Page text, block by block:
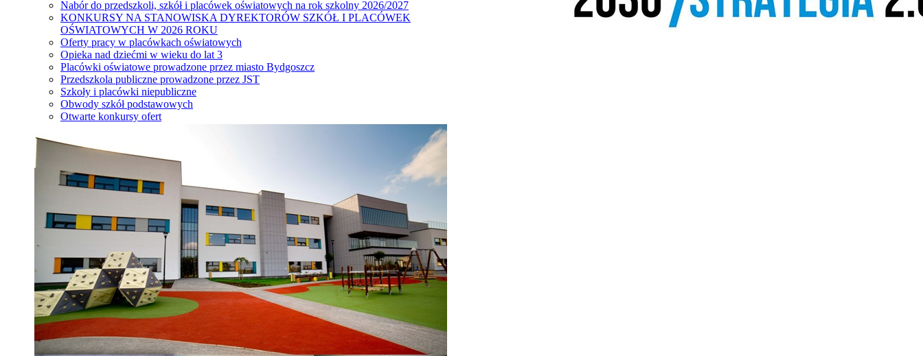
Nabór do przedszkoli, szkół i placówek oświatowych na rok szkolny 2026/2027
KONKURSY NA STANOWISKA DYREKTORÓW SZKÓŁ I PLACÓWEK
OŚWIATOWYCH W 2026 ROKU
Oferty pracy w placówkach oświatowych
Opieka nad dziećmi w wieku do lat 3
Placówki oświatowe prowadzone przez miasto Bydgoszcz
Przedszkola publiczne prowadzone przez JST
Szkoły i placówki niepubliczne
Obwody szkół podstawowych
Otwarte konkursy ofert